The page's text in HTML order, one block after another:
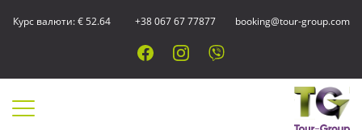
Курс валюти: € 52.64 +38 067 67 77877 booking@tour-group.com